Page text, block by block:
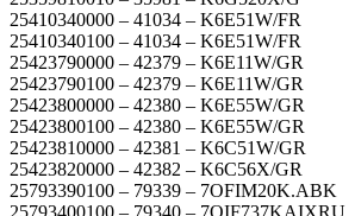
25410340000 – 41034 – K6E51W/FR
25410340100 – 41034 – K6E51W/FR
25423790000 – 42379 – K6E11W/GR
25423790100 – 42379 – K6E11W/GR
25423800000 – 42380 – K6E55W/GR
25423800100 – 42380 – K6E55W/GR
25423810000 – 42381 – K6C51W/GR
25423820000 – 42382 – K6C56X/GR
25793390100 – 79339 – 7OFIM20K.ABK
25793400100 – 79340 – 7OIF737KAIXRU